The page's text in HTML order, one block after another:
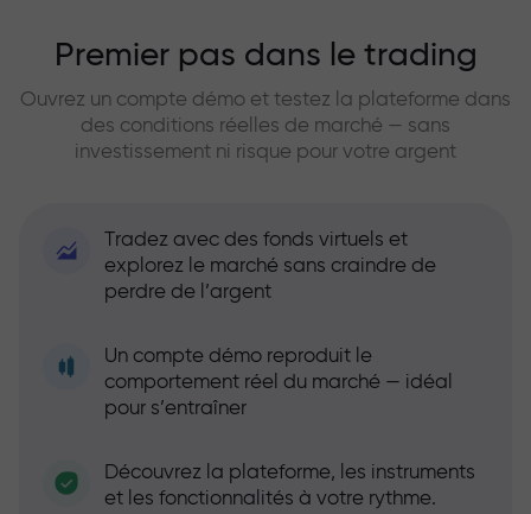
Premier pas dans le trading
Ouvrez un compte démo et testez la plateforme dans
des conditions réelles de marché — sans
investissement ni risque pour votre argent
Tradez avec des fonds virtuels et
explorez le marché sans craindre de
perdre de l’argent
Un compte démo reproduit le
comportement réel du marché — idéal
pour s’entraîner
Découvrez la plateforme, les instruments
et les fonctionnalités à votre rythme.